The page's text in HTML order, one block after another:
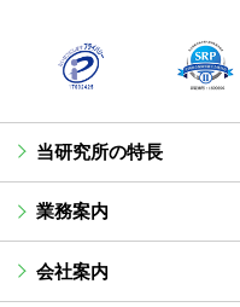
当研究所の特長
業務案内
会社案内